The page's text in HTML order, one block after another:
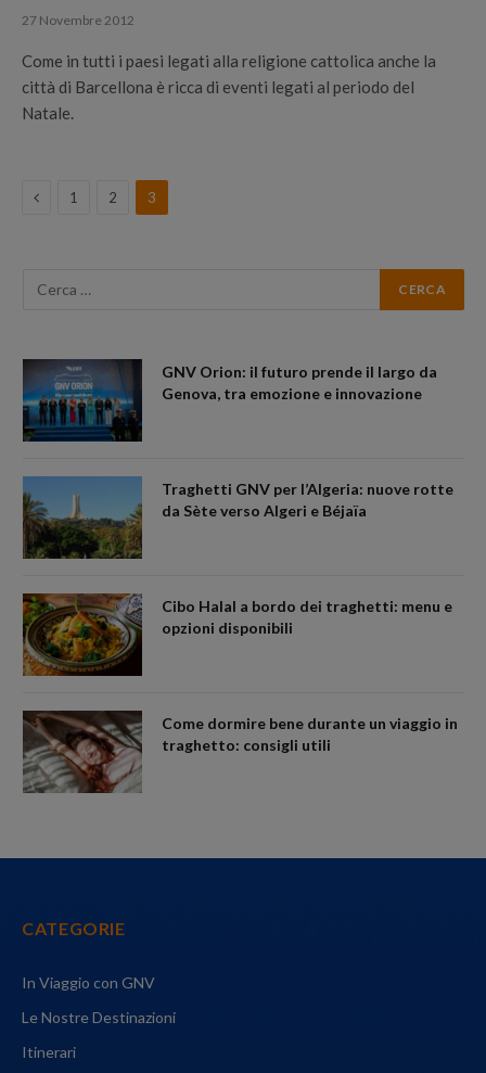
27 Novembre 2012
Come in tutti i paesi legati alla religione cattolica anche la
città di Barcellona è ricca di eventi legati al periodo del
Natale.
Previous
1 2 3
GNV Orion: il futuro prende il largo da
Genova, tra emozione e innovazione
Traghetti GNV per l’Algeria: nuove rotte
da Sète verso Algeri e Béjaïa
Cibo Halal a bordo dei traghetti: menu e
opzioni disponibili
Come dormire bene durante un viaggio in
traghetto: consigli utili
CATEGORIE
In Viaggio con GNV
Le Nostre Destinazioni
Itinerari